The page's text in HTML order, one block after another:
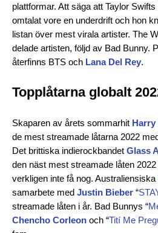
plattformar. Att säga att Taylor Swifts
omtalat vore en underdrift och hon
listan över mest virala artister. The
delade artisten, följd av Bad Bunny.
återfinns BTS och Lana Del Rey.
Topplåtarna globalt
Skaparen av årets sommarhit Harry
de mest streamade låtarna 2022
Det brittiska indierockbandet Glass
den näst mest streamade låten
verkligen inte få nog. Australiensiska
samarbete med Justin Bieber “
streamade låten i år. Bad Bunnys “
Chencho Corleon och “Tití Me